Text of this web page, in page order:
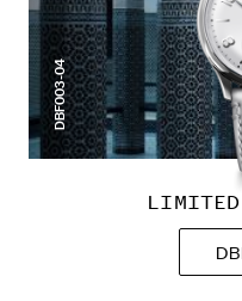
DBF003-04